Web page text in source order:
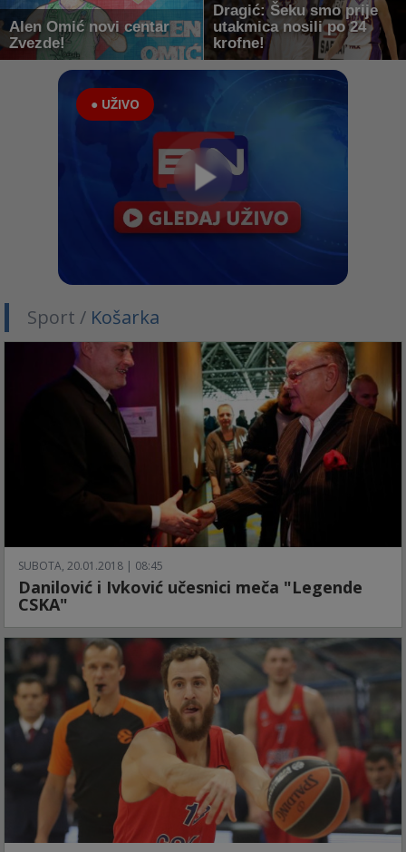
Alen Omić novi centar
Zvezde!
Dragić: Šeku smo prije
utakmica nosili po 24
krofne!
● UŽIVO
Sport / Košarka
SUBOTA, 20.01.2018 | 08:45
Danilović i Ivković učesnici meča "Legende
CSKA"